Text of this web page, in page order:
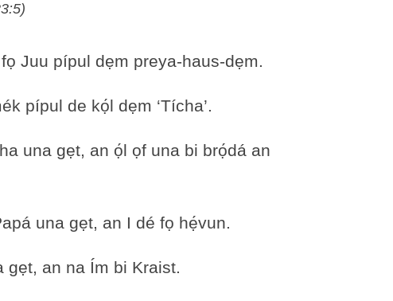
Juu pípul dẹm preya-haus-dẹm.
pípul de kọ́l dẹm ‘Tícha’.
una gẹt, an ọ́l ọf una bi brọ́dá an
una gẹt, an I dé fọ hẹ́vun.
gẹt, an na Ím bi Kraist.